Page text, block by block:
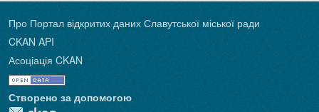
Про Портал відкритих даних Славутської міської ради
CKAN API
Асоціація CKAN
Створено за допомогою